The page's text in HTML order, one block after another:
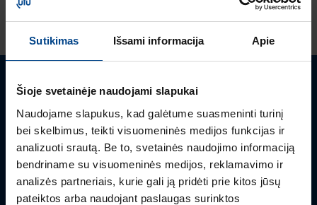
Sutikimas Išsami informacija Apie
Šioje svetainėje naudojami slapukai
Naudojame slapukus, kad galėtume suasmeninti turinį
bei skelbimus, teikti visuomeninės medijos funkcijas ir
analizuoti srautą. Be to, svetainės naudojimo informaciją
bendriname su visuomeninės medijos, reklamavimo ir
analizės partneriais, kurie gali ją pridėti prie kitos jūsų
pateiktos arba naudojant paslaugas surinktos
Turite klausimų? Susisiekite
Mielai atsakysime į Jums aktualius klausimus.